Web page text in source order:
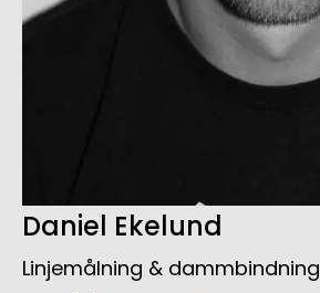
Daniel Ekelund
Linjemålning & dammbindning